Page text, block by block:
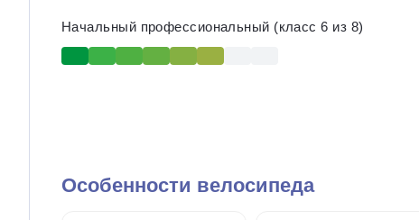
Начальный профессиональный (класс 6 из 8)
Особенности велосипеда